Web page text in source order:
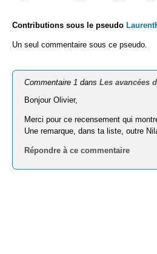
Contributions sous le pseudo
Un seul commentaire sous ce pseudo.
Commentaire 1 dansLes avancées
Bonjour Olivier,
Merci pour ce recensement qui
Une remarque, dans ta liste, outre
Répondre à ce commentaire